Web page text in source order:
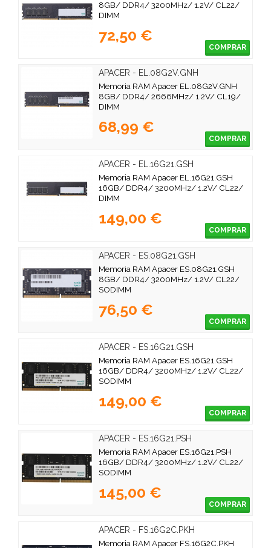
8GB/ DDR4/ 3200MHz/ 1.2V/ CL22/
DIMM
72,50 €
COMPRAR
APACER - EL.08G2V.GNH
Memoria RAM Apacer EL.08G2V.GNH
8GB/ DDR4/ 2666MHz/ 1.2V/ CL19/
DIMM
68,99 €
COMPRAR
APACER - EL.16G21.GSH
Memoria RAM Apacer EL.16G21.GSH
16GB/ DDR4/ 3200MHz/ 1.2V/ CL22/
DIMM
149,00 €
COMPRAR
APACER - ES.08G21.GSH
Memoria RAM Apacer ES.08G21.GSH
8GB/ DDR4/ 3200MHz/ 1.2V/ CL22/
SODIMM
76,50 €
COMPRAR
APACER - ES.16G21.GSH
Memoria RAM Apacer ES.16G21.GSH
16GB/ DDR4/ 3200MHz/ 1.2V/ CL22/
SODIMM
149,00 €
COMPRAR
APACER - ES.16G21.PSH
Memoria RAM Apacer ES.16G21.PSH
16GB/ DDR4/ 3200MHz/ 1.2V/ CL22/
SODIMM
145,00 €
COMPRAR
APACER - FS.16G2C.PKH
Memoria RAM Apacer FS.16G2C.PKH